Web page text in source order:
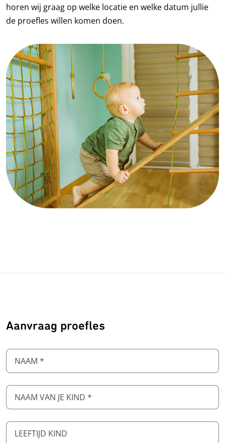
horen wij graag op welke locatie en welke datum jullie
de proefles willen komen doen.
Aanvraag proefles